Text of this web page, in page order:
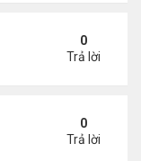
0
Trả lời
0
Trả lời